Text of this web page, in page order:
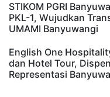
STIKOM PGRI
PKL-1, Wujudkan
UMAMI Banyuwangi
English One
dan Hotel Tour,
Representasi